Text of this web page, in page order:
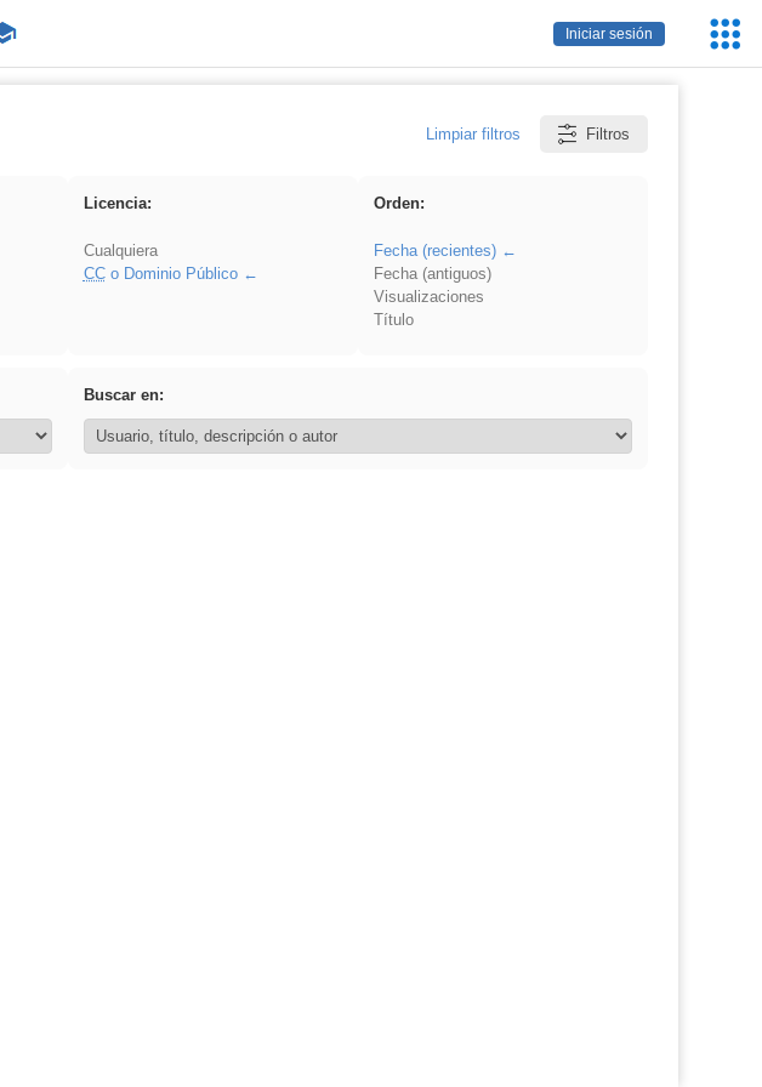
Iniciar sesión
Limpiar filtros Filtros
Licencia:
Cualquiera
CCo Dominio Público
Orden:
Fecha (recientes)
Fecha (antiguos)
Visualizaciones
Título
Buscar en: